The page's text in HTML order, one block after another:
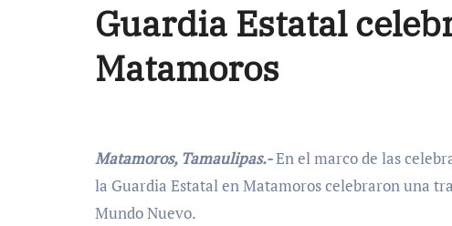
Guardia Estatal
Matamoros
Matamoros, Tamaulipas.-En el marco de las
la Guardia Estatal en Matamoros celebraron una
Mundo Nuevo.